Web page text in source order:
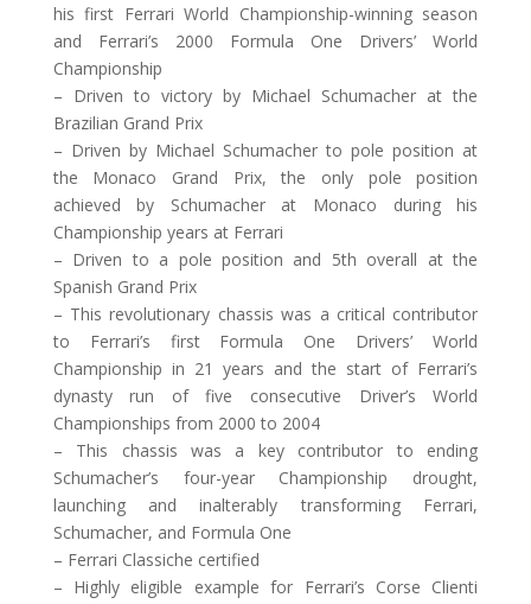
his first Ferrari World Championship-winning season
and Ferrari’s 2000 Formula One Drivers’ World
Championship
– Driven to victory by Michael Schumacher at the
Brazilian Grand Prix
– Driven by Michael Schumacher to pole position at
the Monaco Grand Prix, the only pole position
achieved by Schumacher at Monaco during his
Championship years at Ferrari
– Driven to a pole position and 5th overall at the
Spanish Grand Prix
– This revolutionary chassis was a critical contributor
to Ferrari’s first Formula One Drivers’ World
Championship in 21 years and the start of Ferrari’s
dynasty run of five consecutive Driver’s World
Championships from 2000 to 2004
– This chassis was a key contributor to ending
Schumacher’s four-year Championship drought,
launching and inalterably transforming Ferrari,
Schumacher, and Formula One
– Ferrari Classiche certified
– Highly eligible example for Ferrari’s Corse Clienti